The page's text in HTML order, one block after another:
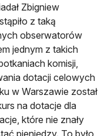
Zbigniew
z taką
obserwatorów
jednym z takich
komisji,
dotacji celowych
w Warszawie został
na dotacje dla
które nie znały